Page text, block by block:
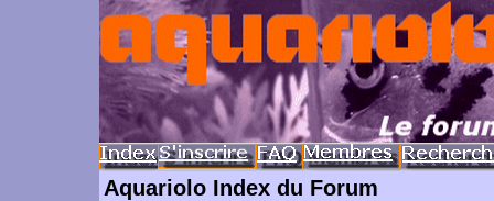
Aquariolo Index du Forum